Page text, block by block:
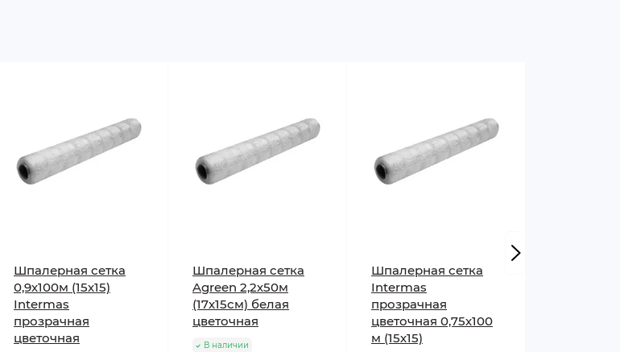
Шпалерная сетка
0,9х100м (15х15)
Intermas
прозрачная
цветочная
Шпалерная сетка
Agreen 2,2х50м
(17х15см) белая
цветочная
В наличии
Шпалерная сетка
Intermas
прозрачная
цветочная 0,75х100
м (15х15)